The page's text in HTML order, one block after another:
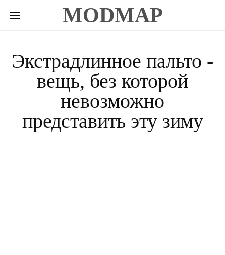
MODMAP
Экстрадлинное пальто -
вещь, без которой
невозможно
представить эту зиму